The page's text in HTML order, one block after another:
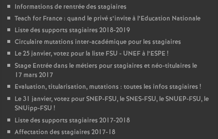
Informations de rentrée des stagiaires
Teach for France : quand le privé s’invite à l’Education Nationale
Liste des supports stagiaires 2018-2019
Circulaire mutations inter-académique pour les stagiaires
Le 25 janvier, votez pour la liste FSU - UNEFà l’ESPE !
Stage Entrée dans le métiers pour stagiaires et néo-titulaires le
17 mars 2017
Evaluation, titularisation, mutations : toutes les infos stagiaires !
Le 31 janvier, votez pourSNEP-FSU, leSNES-FSU, leSNUEP-FSU, le
SNUipp-FSU !
Liste des supports stagiaires 2017-2018
Affectation des stagiaires 2017-18